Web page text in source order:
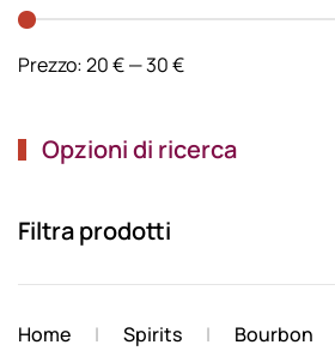
Prezzo
Prezzo
Prezzo:20 €—30 €
Opzioni di ricerca
Filtra prodotti
Home Spirits Bourbon